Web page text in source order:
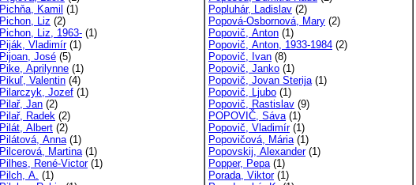
Pichňa, Kamil (1)
Pichon, Liz (2)
Pichon, Liz, 1963- (1)
Piják, Vladimír(1)
Pijoan, José (5)
Pike, Aprilynne (1)
Pikuľ, Valentin (4)
Pilarczyk, Jozef (1)
Pilař, Jan (2)
Pilař, Radek (2)
Pilát, Albert (2)
Pilátová, Anna(1)
Pilcerová, Martina(1)
Pilhes, René-Victor(1)
Pilch, A. (1)
Popluhár, Ladislav (2)
Popová-Osbornová, Mary (2)
Popovič, Anton (1)
Popovič, Anton, 1933-1984 (2)
Popovič, Ivan (8)
Popovič, Janko (1)
Popovič, Jovan Sterija(1)
Popovič, Ljubo (1)
Popovič, Rastislav (9)
POPOVIČ, Sáva(1)
Popovič, Vladimír(1)
Popovičová, Mária(1)
Popovskij, Alexander(1)
Popper, Pepa(1)
Porada, Viktor(1)